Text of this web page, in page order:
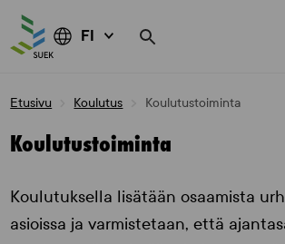
FI
Etusivu Koulutus Koulutustoiminta
Koulutustoiminta
Koulutuksella lisätään osaamista
asioissa ja varmistetaan, että